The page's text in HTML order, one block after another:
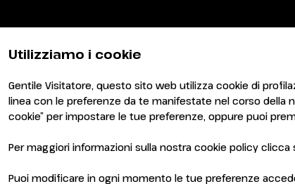
Utilizziamo i cookie
Gentile Visitatore, questo sito web utilizza cookie di
linea con le preferenze da te manifestate nel corso della
cookie” per impostare le tue preferenze, oppure puoi
Per maggiori informazioni sulla nostra cookie policy
Puoi modificare in ogni momento le tue preferenze
- Cap. Soc. 52.214.897 i.v. -Copyright & disclaimer